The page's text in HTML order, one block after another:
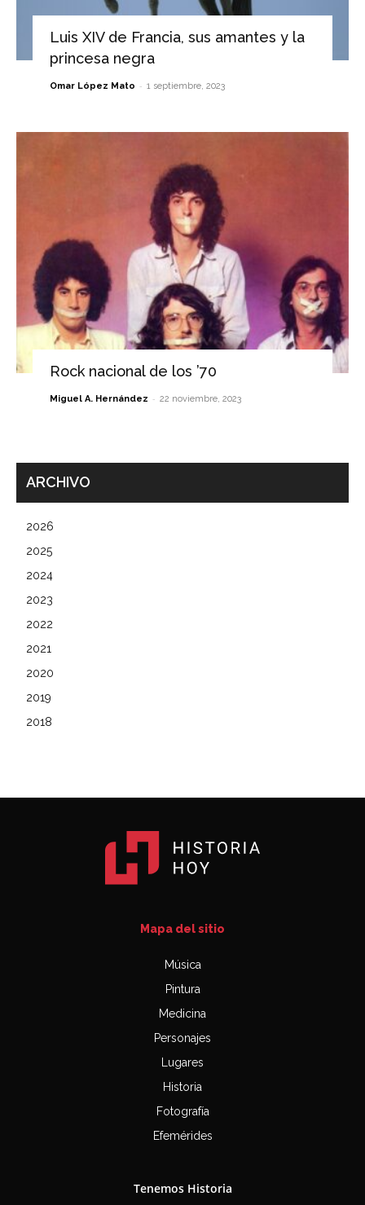
Luis XIV de Francia, sus amantes y la
princesa negra
Omar López Mato - 1 septiembre, 2023
Rock nacional de los ’70
Miguel A. Hernández - 22 noviembre, 2023
ARCHIVO
2026
2025
2024
2023
2022
2021
2020
2019
2018
Mapa del sitio
Música
Pintura
Medicina
Personajes
Lugares
Historia
Fotografía
Efemérides
Tenemos Historia